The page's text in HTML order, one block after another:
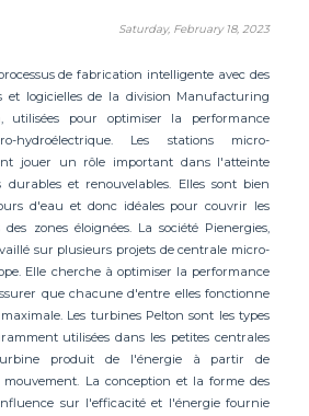
Saturday, February 18, 2023
de fabrication intelligente avec des
et logicielles de la division Manufacturing
utilisées pour optimiser la performance
hydroélectrique. Les stations micro-
jouer un rôle important dans l'atteinte
durables et renouvelables. Elles sont bien
d'eau et donc idéales pour couvrir les
zones éloignées. La société Pienergies,
sur plusieurs projets de centrale micro-
Elle cherche à optimiser la performance
que chacune d'entre elles fonctionne
Les turbines Pelton sont les types
utilisées dans les petites centrales
turbine produit de l'énergie à partir de
La conception et la forme des
sur l'efficacité et l'énergie fournie